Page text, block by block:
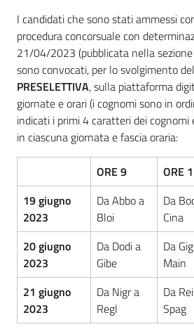
I candidati che sono stati ammessi
procedura concorsuale con
21/04/2023 (pubblicata nella sezione
sono convocati, per lo svolgimento
PRESELETTIVA, sulla piattaforma
giornate e orari (i cognomi sono in
indicati i primi 4 caratteri dei
in ciascuna giornata e fascia oraria:
ORE 9 ORE
19 giugno
2023
Da Abbo a
Bloi
Da
Cina
20 giugno
2023
Da Dodi a
Gibe
Da
Main
21 giugno
2023
Da Nigr a
Regl
Da
Spag